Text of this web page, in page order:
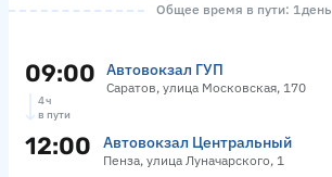
Общее время в пути: 1 день
09:00 Автовокзал ГУП
Саратов, улица Московская, 170
4 ч
в пути
12:00 Автовокзал Центральный
Пенза, улица Луначарского, 1